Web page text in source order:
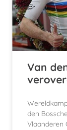
Van
den
Vlaanderen